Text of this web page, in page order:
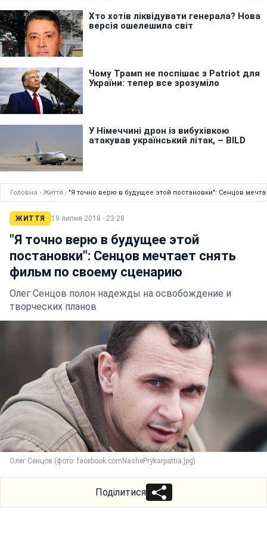
Головна › Життя › "Я точно верю в будущее этой постановки": Сенцов
ЖИТТЯ 19 липня 2018 · 23:28
"Я точно верю в будущее этой
постановки": Сенцов мечтает снять
фильм по своему сценарию
Олег Сенцов полон надежды на освобождение и
творческих планов
Олег Сенцов (фото: facebook.comNashePrykarpattia.jpg)
Поділитися